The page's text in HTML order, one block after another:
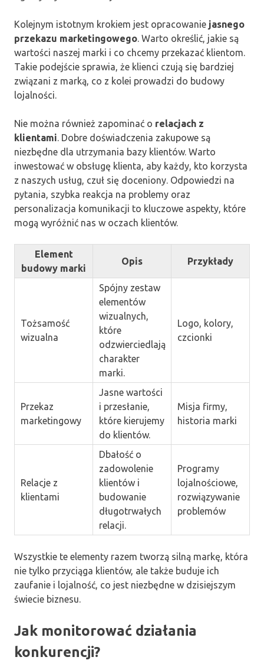
Kolejnym istotnym krokiem jest opracowanie jasnego
przekazu marketingowego. Warto określić, jakie są
wartości naszej marki i co chcemy przekazać klientom.
Takie podejście sprawia, że klienci czują się bardziej
związani z marką, co z kolei prowadzi do budowy
lojalności.
Nie można również zapominać o relacjach z
klientami. Dobre doświadczenia zakupowe są
niezbędne dla utrzymania bazy klientów. Warto
inwestować w obsługę klienta, aby każdy, kto korzysta
z naszych usług, czuł się doceniony. Odpowiedzi na
pytania, szybka reakcja na problemy oraz
personalizacja komunikacji to kluczowe aspekty, które
mogą wyróżnić nas w oczach klientów.
Element
budowy marki
Opis Przykłady
Tożsamość
wizualna
Spójny zestaw
elementów
wizualnych,
które
odzwierciedlają
charakter
marki.
Logo, kolory,
czcionki
Przekaz
marketingowy
Jasne wartości
i przesłanie,
które kierujemy
do klientów.
Misja firmy,
historia marki
Relacje z
klientami
Dbałość o
zadowolenie
klientów i
budowanie
długotrwałych
relacji.
Programy
lojalnościowe,
rozwiązywanie
problemów
Wszystkie te elementy razem tworzą silną markę, która
nie tylko przyciąga klientów, ale także buduje ich
zaufanie i lojalność, co jest niezbędne w dzisiejszym
świecie biznesu.
Jak monitorować działania
konkurencji?